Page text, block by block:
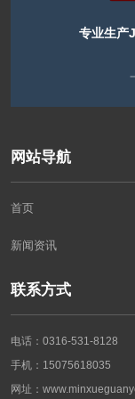
专业生产
网站导航
首页
新闻资讯
联系方式
电话：0316-531-8128
手机：15075618035
网址：